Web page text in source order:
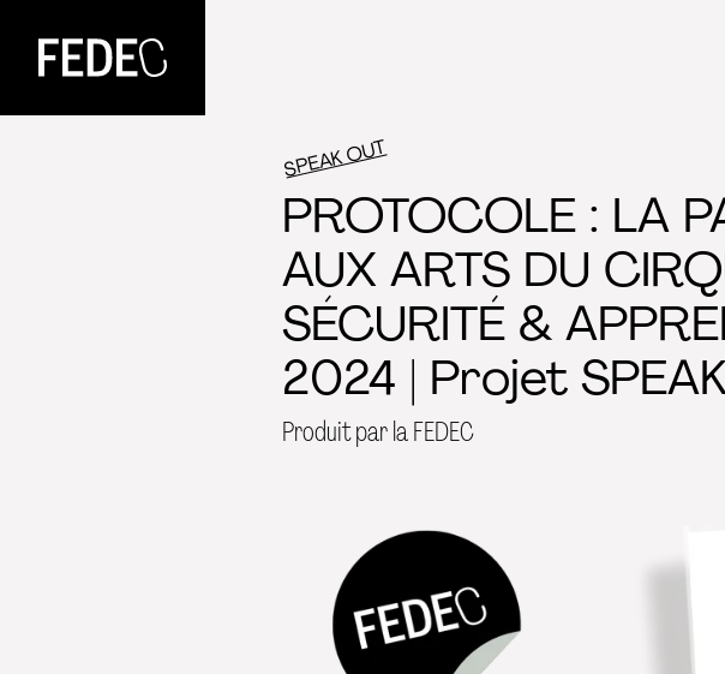
FEDEC
SPEAK OUT
PROTOCOLE : LA
AUX ARTS DU
SÉCURITÉ &
2024 | Projet
Produit par la FEDEC